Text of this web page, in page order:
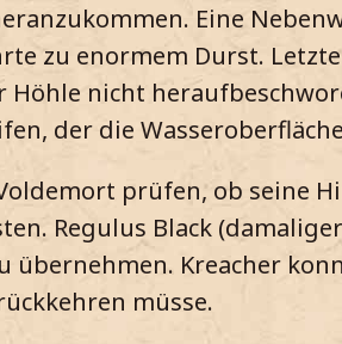
Eine
zu enormem Durst.
Höhle nicht
der die
prüfen, ob seine
Regulus Black
übernehmen. Kreacher
müsse.